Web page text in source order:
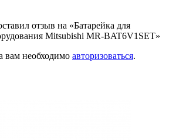
отзыв на «Батарейка для
Mitsubishi MR-BAT6V1SET»
вам необходимо авторизоваться.